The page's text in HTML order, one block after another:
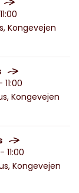
Kongevejen
Kongevejen
Kongevejen